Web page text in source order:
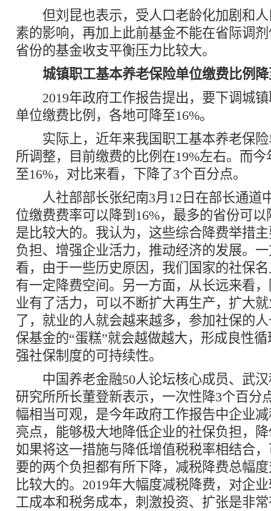
但刘昆也表示，受人口老龄化加剧和人
素的影响，再加上此前基金不能在省际调
省份的基金收支平衡压力比较大。
城镇职工基本养老保险单位缴费比例降
2019年政府工作报告提出，要下调城镇
单位缴费比例，各地可降至16%。
实际上，近年来我国职工基本养老保险
所调整，目前缴费的比例在19%左右。而
至16%，对比来看，下降了3个百分点。
人社部部长张纪南3月12日在部长通道
位缴费费率可以降到16%，最多的省份可
是比较大的。我认为，这些综合降费举措
负担、增强企业活力，推动经济的发展。
看，由于一些历史原因，我们国家的社保
有一定降费空间。另一方面，从长远来看
业有了活力，可以不断扩大再生产，扩大
了，就业的人就会越来越多，参加社保的
保基金的“蛋糕”就会越做越大，形成良性
强社保制度的可持续性。
中国养老金融50人论坛核心成员、武汉
研究所所长董登新表示，一次性降3个百分
幅相当可观，是今年政府工作报告中企业
亮点，能够极大地降低企业的社保负担，
如果将这一措施与降低增值税税率相结合
要的两个负担都有所下降，减税降费总幅
比较大的。2019年大幅度减税降费，对企
工成本和税务成本，刺激投资、扩张是非